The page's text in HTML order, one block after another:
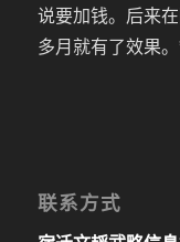
说要加钱。后来
多月就有了效果。
联系方式